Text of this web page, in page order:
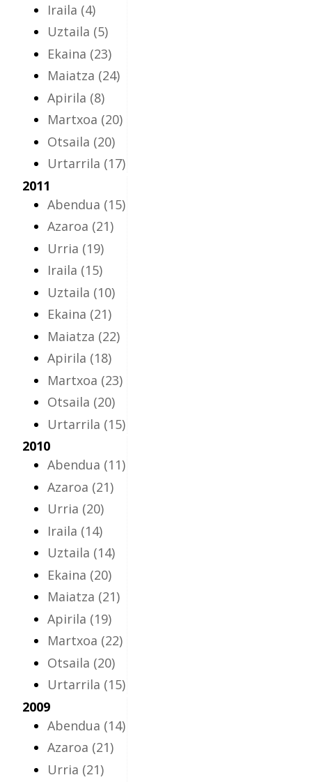
Iraila (4)
Uztaila (5)
Ekaina (23)
Maiatza (24)
Apirila (8)
Martxoa (20)
Otsaila (20)
Urtarrila (17)
2011
Abendua (15)
Azaroa (21)
Urria (19)
Iraila (15)
Uztaila (10)
Ekaina (21)
Maiatza (22)
Apirila (18)
Martxoa (23)
Otsaila (20)
Urtarrila (15)
2010
Abendua (11)
Azaroa (21)
Urria (20)
Iraila (14)
Uztaila (14)
Ekaina (20)
Maiatza (21)
Apirila (19)
Martxoa (22)
Otsaila (20)
Urtarrila (15)
2009
Abendua (14)
Azaroa (21)
Urria (21)